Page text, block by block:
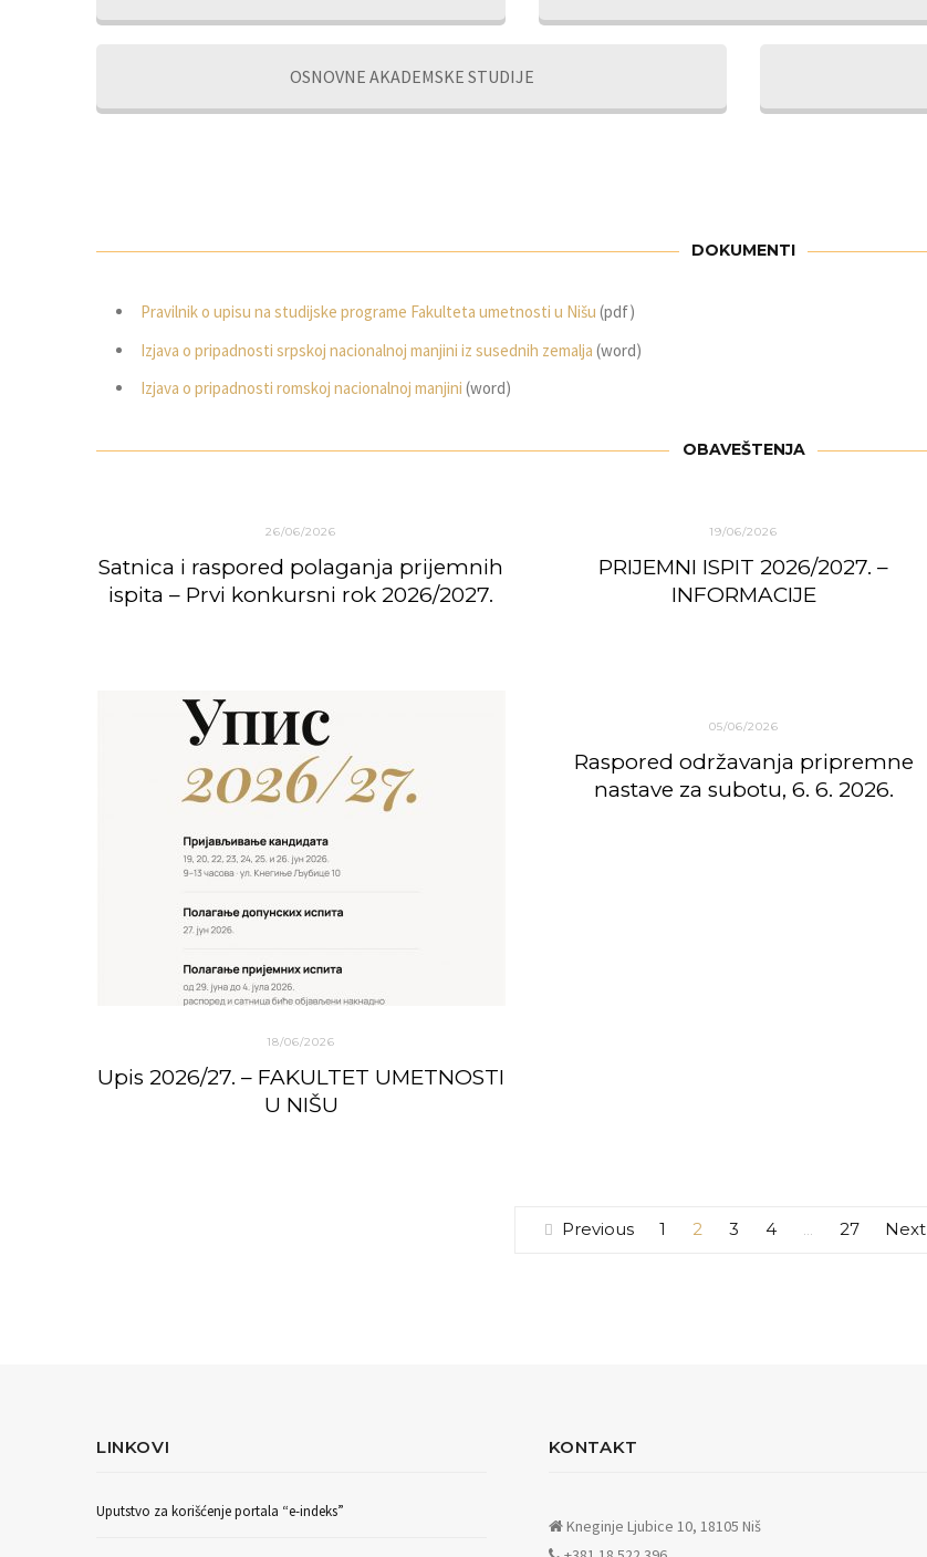
OSNOVNE AKADEMSKE STUDIJE
DOKUMENTI
Pravilnik o upisu na studijske programe Fakulteta umetnosti u Nišu (pdf)
Izjava o pripadnosti srpskoj nacionalnoj manjini iz susednih zemalja (word)
Izjava o pripadnosti romskoj nacionalnoj manjini (word)
OBAVEŠTENJA
26/06/2026
Satnica i raspored polaganja prijemnih
ispita – Prvi konkursni rok 2026/2027.
19/06/2026
PRIJEMNI ISPIT 2026/2027. –
INFORMACIJE
18/06/2026
Upis 2026/27. – FAKULTET UMETNOSTI
U NIŠU
05/06/2026
Raspored održavanja pripremne
nastave za subotu, 6. 6. 2026.
Previous 1 2 3 4 … 27 Next
LINKOVI
Uputstvo za korišćenje portala “e-indeks”
KONTAKT
Kneginje Ljubice 10, 18105 Niš